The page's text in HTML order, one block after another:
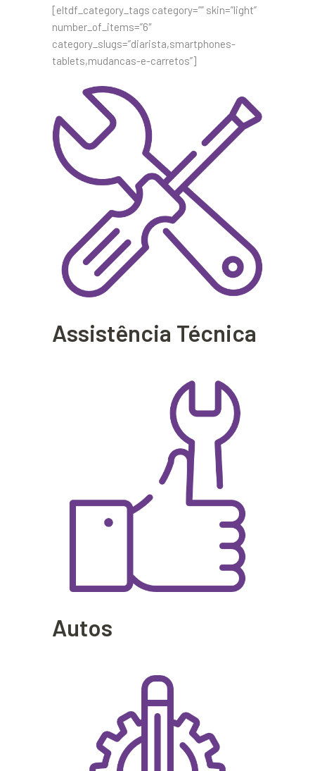
[eltdf_category_tags category=”” skin=”light”
number_of_items=”6″
category_slugs=”diarista,smartphones-
tablets,mudancas-e-carretos”]
Assistência Técnica
Autos